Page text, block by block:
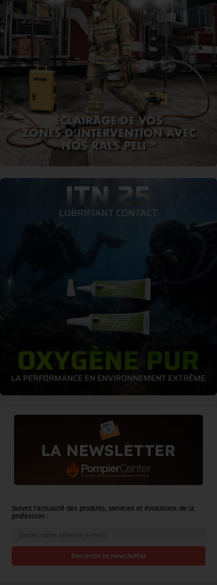
Suivez l'actualité des produits, services et évolutions de la
profession :
Recevoir la newsletter